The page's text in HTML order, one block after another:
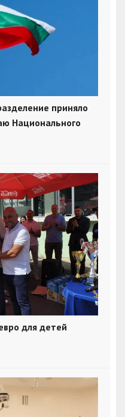
приняло
Национального
для детей